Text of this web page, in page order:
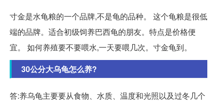
寸金是水龟粮的一个品牌,不是龟的品种。 这个龟粮是很低
端的品牌。适合初级饲养巴西龟的朋友。特点是价格便
宜。 如何养殖要不要喂水,一天要喂几次。寸金龟到。
30公分大乌龟怎么养?
答:养乌龟主要要从食物、水质、温度和光照以及过冬几个